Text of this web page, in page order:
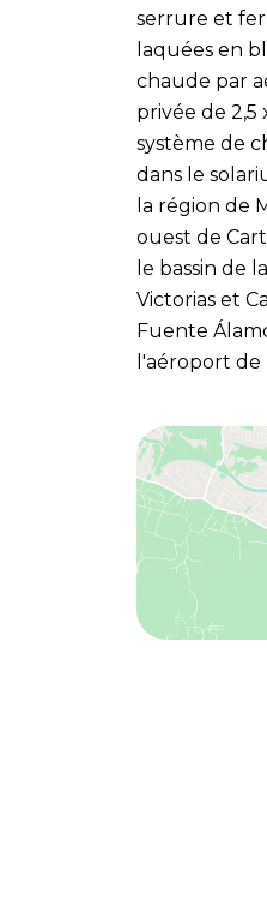
serrure et
laquées en
chaude par
privée de
système de
dans le
la région de
ouest de
le bassin de
Victorias et
Fuente
l'aéroport de